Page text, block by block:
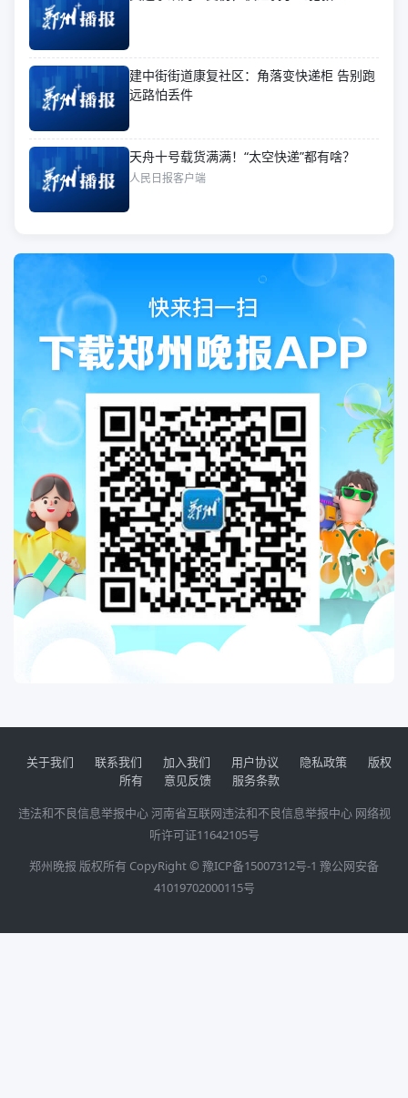
建中街街道康复社区：角落变快递柜 告别跑
远路怕丢件
天舟十号载货满满！“太空快递”都有啥？
人民日报客户端
关于我们 联系我们 加入我们 用户协议 隐私政策
版权
所有
意见反馈
服务条款
违法和不良信息举报中心河南省互联网违法和不良信息举报中心 网络视
听许可证11642105号
郑州晚报 版权所有 CopyRight © 豫ICP备15007312号-1 豫公网安备
41019702000115号